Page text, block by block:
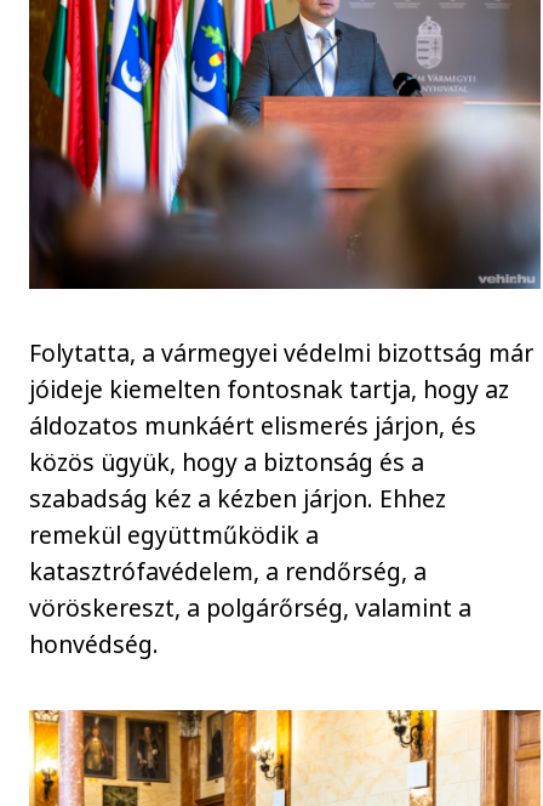
Folytatta, a vármegyei védelmi bizottság már
jóideje kiemelten fontosnak tartja, hogy az
áldozatos munkáért elismerés járjon, és
közös ügyük, hogy a biztonság és a
szabadság kéz a kézben járjon. Ehhez
remekül együttműködik a
katasztrófavédelem, a rendőrség, a
vöröskereszt, a polgárőrség, valamint a
honvédség.